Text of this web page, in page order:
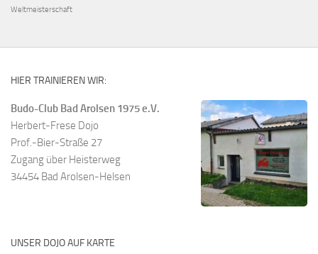
Weltmeisterschaft
HIER TRAINIEREN WIR:
Budo-Club Bad Arolsen 1975 e.V.
Herbert-Frese Dojo
Prof.-Bier-Straße 27
Zugang über Heisterweg
34454 Bad Arolsen-Helsen
UNSER DOJO AUF KARTE